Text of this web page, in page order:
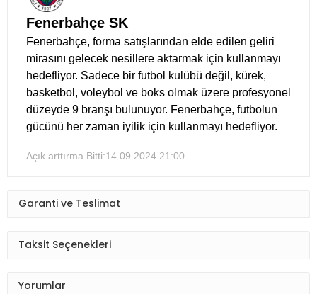
Fenerbahçe SK
Fenerbahçe, forma satışlarından elde edilen geliri
mirasını gelecek nesillere aktarmak için kullanmayı
hedefliyor. Sadece bir futbol kulübü değil, kürek,
basketbol, ​​voleybol ve boks olmak üzere profesyonel
düzeyde 9 branşı bulunuyor. Fenerbahçe, futbolun
gücünü her zaman iyilik için kullanmayı hedefliyor.
Açık arttırma Bitti:14.09.2024 21:00
Garanti ve Teslimat
Taksit Seçenekleri
Yorumlar